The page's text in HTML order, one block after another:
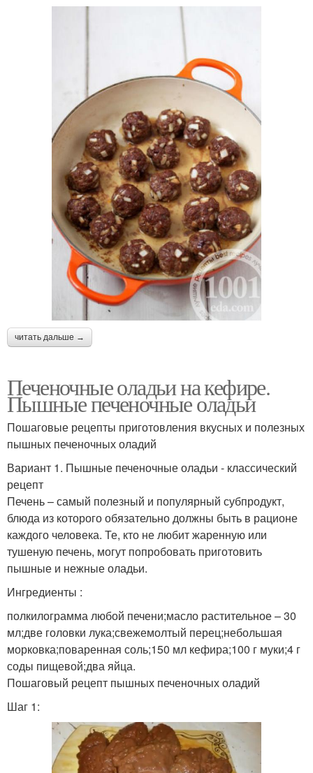
читать дальше →
Печеночные оладьи на кефире.
Пышные печеночные оладьи
Пошаговые рецепты приготовления вкусных и полезных
пышных печеночных оладий
Вариант 1. Пышные печеночные оладьи - классический
рецепт
Печень – самый полезный и популярный субпродукт,
блюда из которого обязательно должны быть в рационе
каждого человека. Те, кто не любит жаренную или
тушеную печень, могут попробовать приготовить
пышные и нежные оладьи.
Ингредиенты :
полкилограмма любой печени;масло растительное – 30
мл;две головки лука;свежемолтый перец;небольшая
морковка;поваренная соль;150 мл кефира;100 г муки;4 г
соды пищевой;два яйца.
Пошаговый рецепт пышных печеночных оладий
Шаг 1: